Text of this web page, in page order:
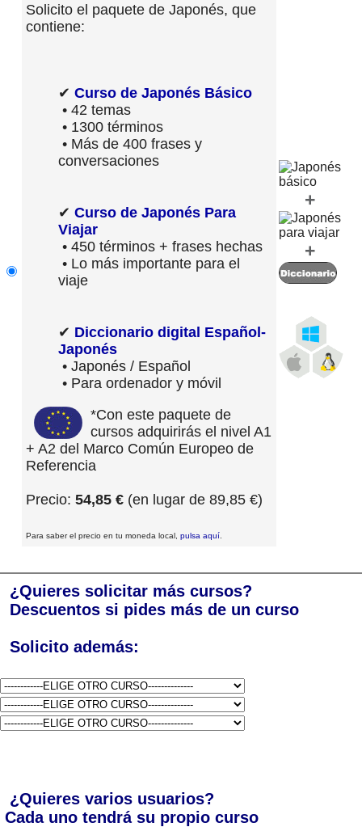
Solicito el paquete de Japonés, que
contiene:
✔ Curso de Japonés Básico
• 42 temas
• 1300 términos
• Más de 400 frases y
conversaciones
✔ Curso de Japonés Para
Viajar
• 450 términos + frases hechas
• Lo más importante para el
viaje
✔ Diccionario digital Español-
Japonés
• Japonés / Español
• Para ordenador y móvil
*Con este paquete de
cursos adquirirás el nivel A1
+ A2 del Marco Común Europeo de
Referencia
Precio: 54,85 € (en lugar de 89,85 €)
Para saber el precio en tu moneda local, pulsa aquí
+
+
¿Quieres solicitar más cursos?
Descuentos si pides más de un curso
Solicito además:
¿Quieres varios usuarios?
Cada uno tendrá su propio curso